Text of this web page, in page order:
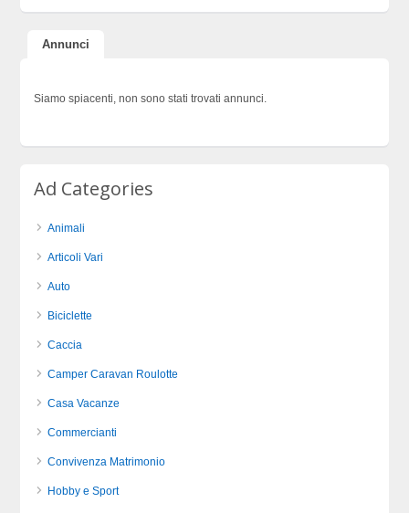
Annunci
Siamo spiacenti, non sono stati trovati annunci.
Ad Categories
Animali
Articoli Vari
Auto
Biciclette
Caccia
Camper Caravan Roulotte
Casa Vacanze
Commercianti
Convivenza Matrimonio
Hobby e Sport